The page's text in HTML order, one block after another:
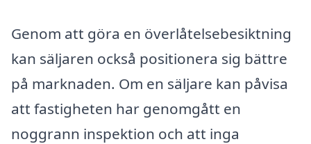
Genom att göra en överlåtelsebesiktning
kan säljaren också positionera sig bättre
på marknaden. Om en säljare kan påvisa
att fastigheten har genomgått en
noggrann inspektion och att inga